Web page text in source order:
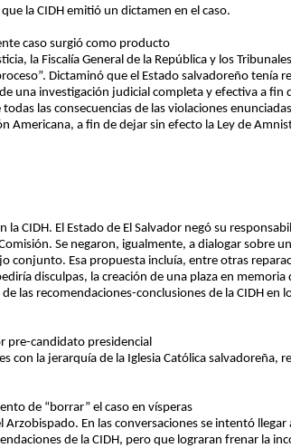
la CIDH emitió un dictamen en el caso.
caso surgió como producto
la Fiscalía General de la República y los
Dictaminó que el Estado salvadoreño tenía
una investigación judicial completa y efectiva a fin
las consecuencias de las violaciones
Americana, a fin de dejar sin efecto la Ley de
CIDH. El Estado de El Salvador negó su
Se negaron, igualmente, a dialogar sobre
conjunto. Esa propuesta incluía, entre otras
disculpas, la creación de una plaza en
las recomendaciones-conclusiones de la CIDH en
pre-candidato presidencial
con la jerarquía de la Iglesia Católica salvadoreña,
de “borrar” el caso en vísperas
En las conversaciones se intentó llegar
de la CIDH, pero que lograran frenar la